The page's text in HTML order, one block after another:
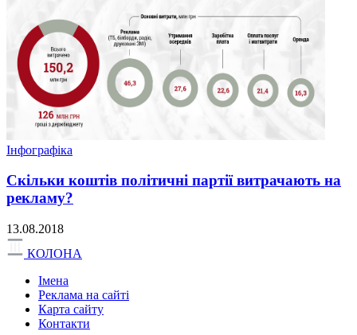
Інфографіка
Скільки коштів політичні партії витрачають на
рекламу?
13.08.2018
КОЛОНА
Імена
Реклама на сайті
Карта сайту
Контакти